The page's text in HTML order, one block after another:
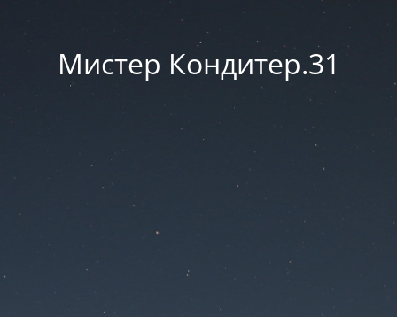
Мистер Кондитер.31